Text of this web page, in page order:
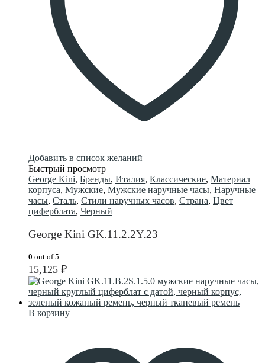
Добавить в список желаний
Быстрый просмотр
George Kini, Бренды, Италия, Классические, Материал
корпуса, Мужские, Мужские наручные часы, Наручные
часы, Сталь, Стили наручных часов, Страна, Цвет
циферблата, Черный
George Kini GK.11.2.2Y.23
0 out of 5
15,125 ₽
В корзину